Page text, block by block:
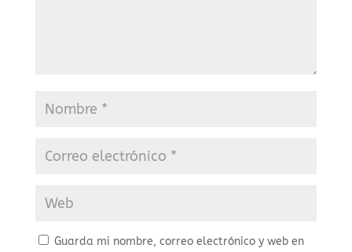
Guarda mi nombre, correo electrónico y web en